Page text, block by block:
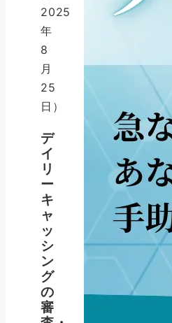
2025
年
8
月
25
日）
デ
イ
リ
ー
キ
ャ
ッ
シ
ン
グ
の
審